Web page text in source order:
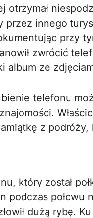
przez innego
przy
zwrócić
album ze
telefonu
z
który został
podczas połowu
dużą rybę.